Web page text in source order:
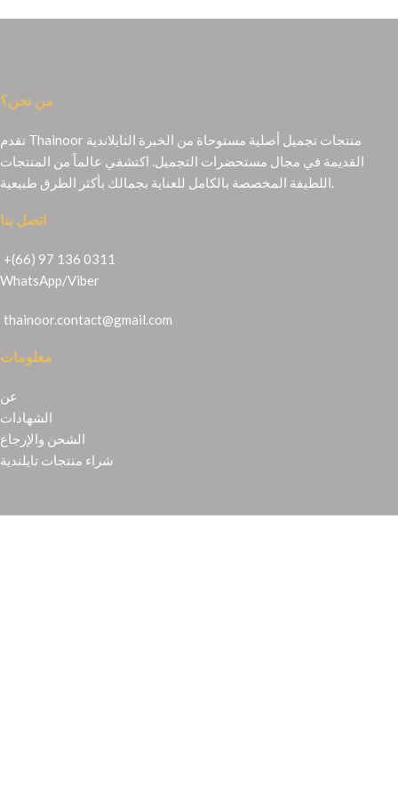
من نحن؟
تقدم Thainoor منتجات تجميل أصلية مستوحاة من الخبرة التايلاندية
القديمة في مجال مستحضرات التجميل. اكتشفي عالماً من المنتجات
اللطيفة المخصصة بالكامل للعناية بجمالك بأكثر الطرق طبيعية.
اتصل بنا
+(66) 97 136 0311
WhatsApp/Viber
thainoor.contact@gmail.com
معلومات
عن
الشهادات
الشحن والإرجاع
شراء منتجات تايلندية